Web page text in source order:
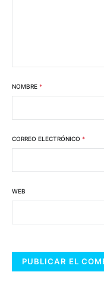
NOMBRE *
CORREO ELECTRÓNICO *
WEB